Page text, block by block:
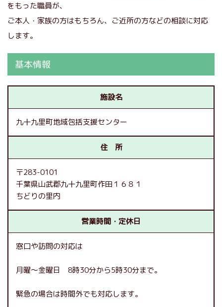
をもった職員が、
ご本人・家族の方はもちろん、ご近所の方などの相談に対応
します。
基本情報
施設名
九十九里町地域包括支援センター
住 所
〒283-0101
千葉県山武郡九十九里町作田１６８１
ちどりの里内
営業時間・定休日
窓口や訪問の対応は
月曜～金曜日 8時30分から5時30分まで。
緊急の場合は時間外でも対応します。